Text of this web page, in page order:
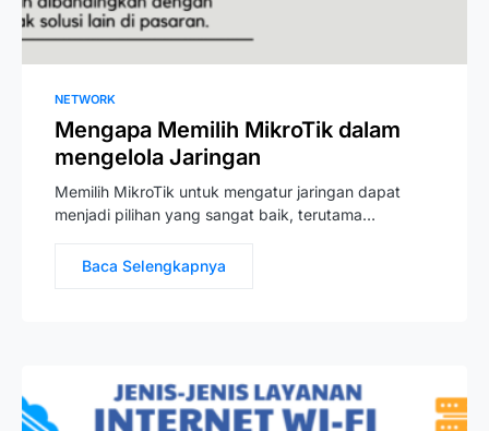
NETWORK
Mengapa Memilih MikroTik dalam
mengelola Jaringan
Memilih MikroTik untuk mengatur jaringan dapat
menjadi pilihan yang sangat baik, terutama…
Baca Selengkapnya